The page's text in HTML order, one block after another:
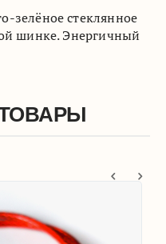
зелёное стеклянное
шинке. Энергичный